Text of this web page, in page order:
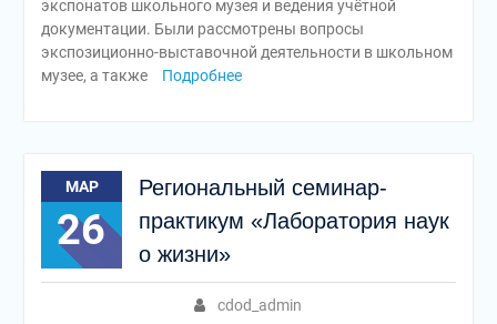
экспонатов школьного музея и ведения учётной
документации. Были рассмотрены вопросы
экспозиционно-выставочной деятельности в школьном
музее, а также
Подробнее
МАР
26
Региональный семинар-
практикум «Лаборатория наук
о жизни»
cdod_admin